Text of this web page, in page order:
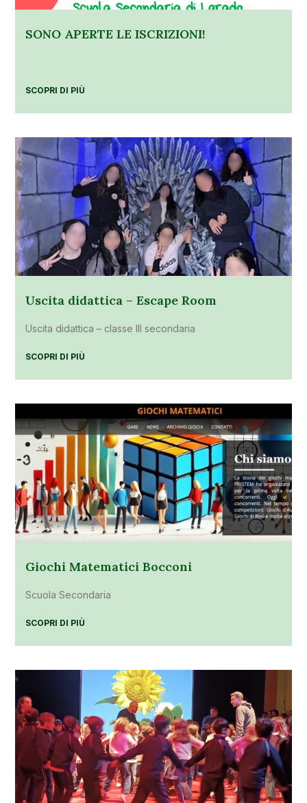
SONO APERTE LE ISCRIZIONI!
SCOPRI DI PIÙ
Uscita didattica – Escape Room
Uscita didattica – classe III secondaria
SCOPRI DI PIÙ
Giochi Matematici Bocconi
Scuola Secondaria
SCOPRI DI PIÙ